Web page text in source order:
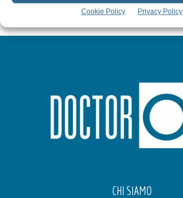
Cookie Policy Privacy Policy
CHI SIAMO